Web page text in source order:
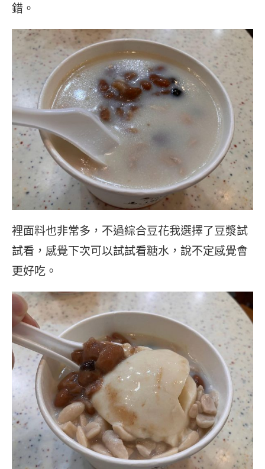
錯。
裡面料也非常多，不過綜合豆花我選擇了豆漿試
試看，感覺下次可以試試看糖水，說不定感覺會
更好吃。